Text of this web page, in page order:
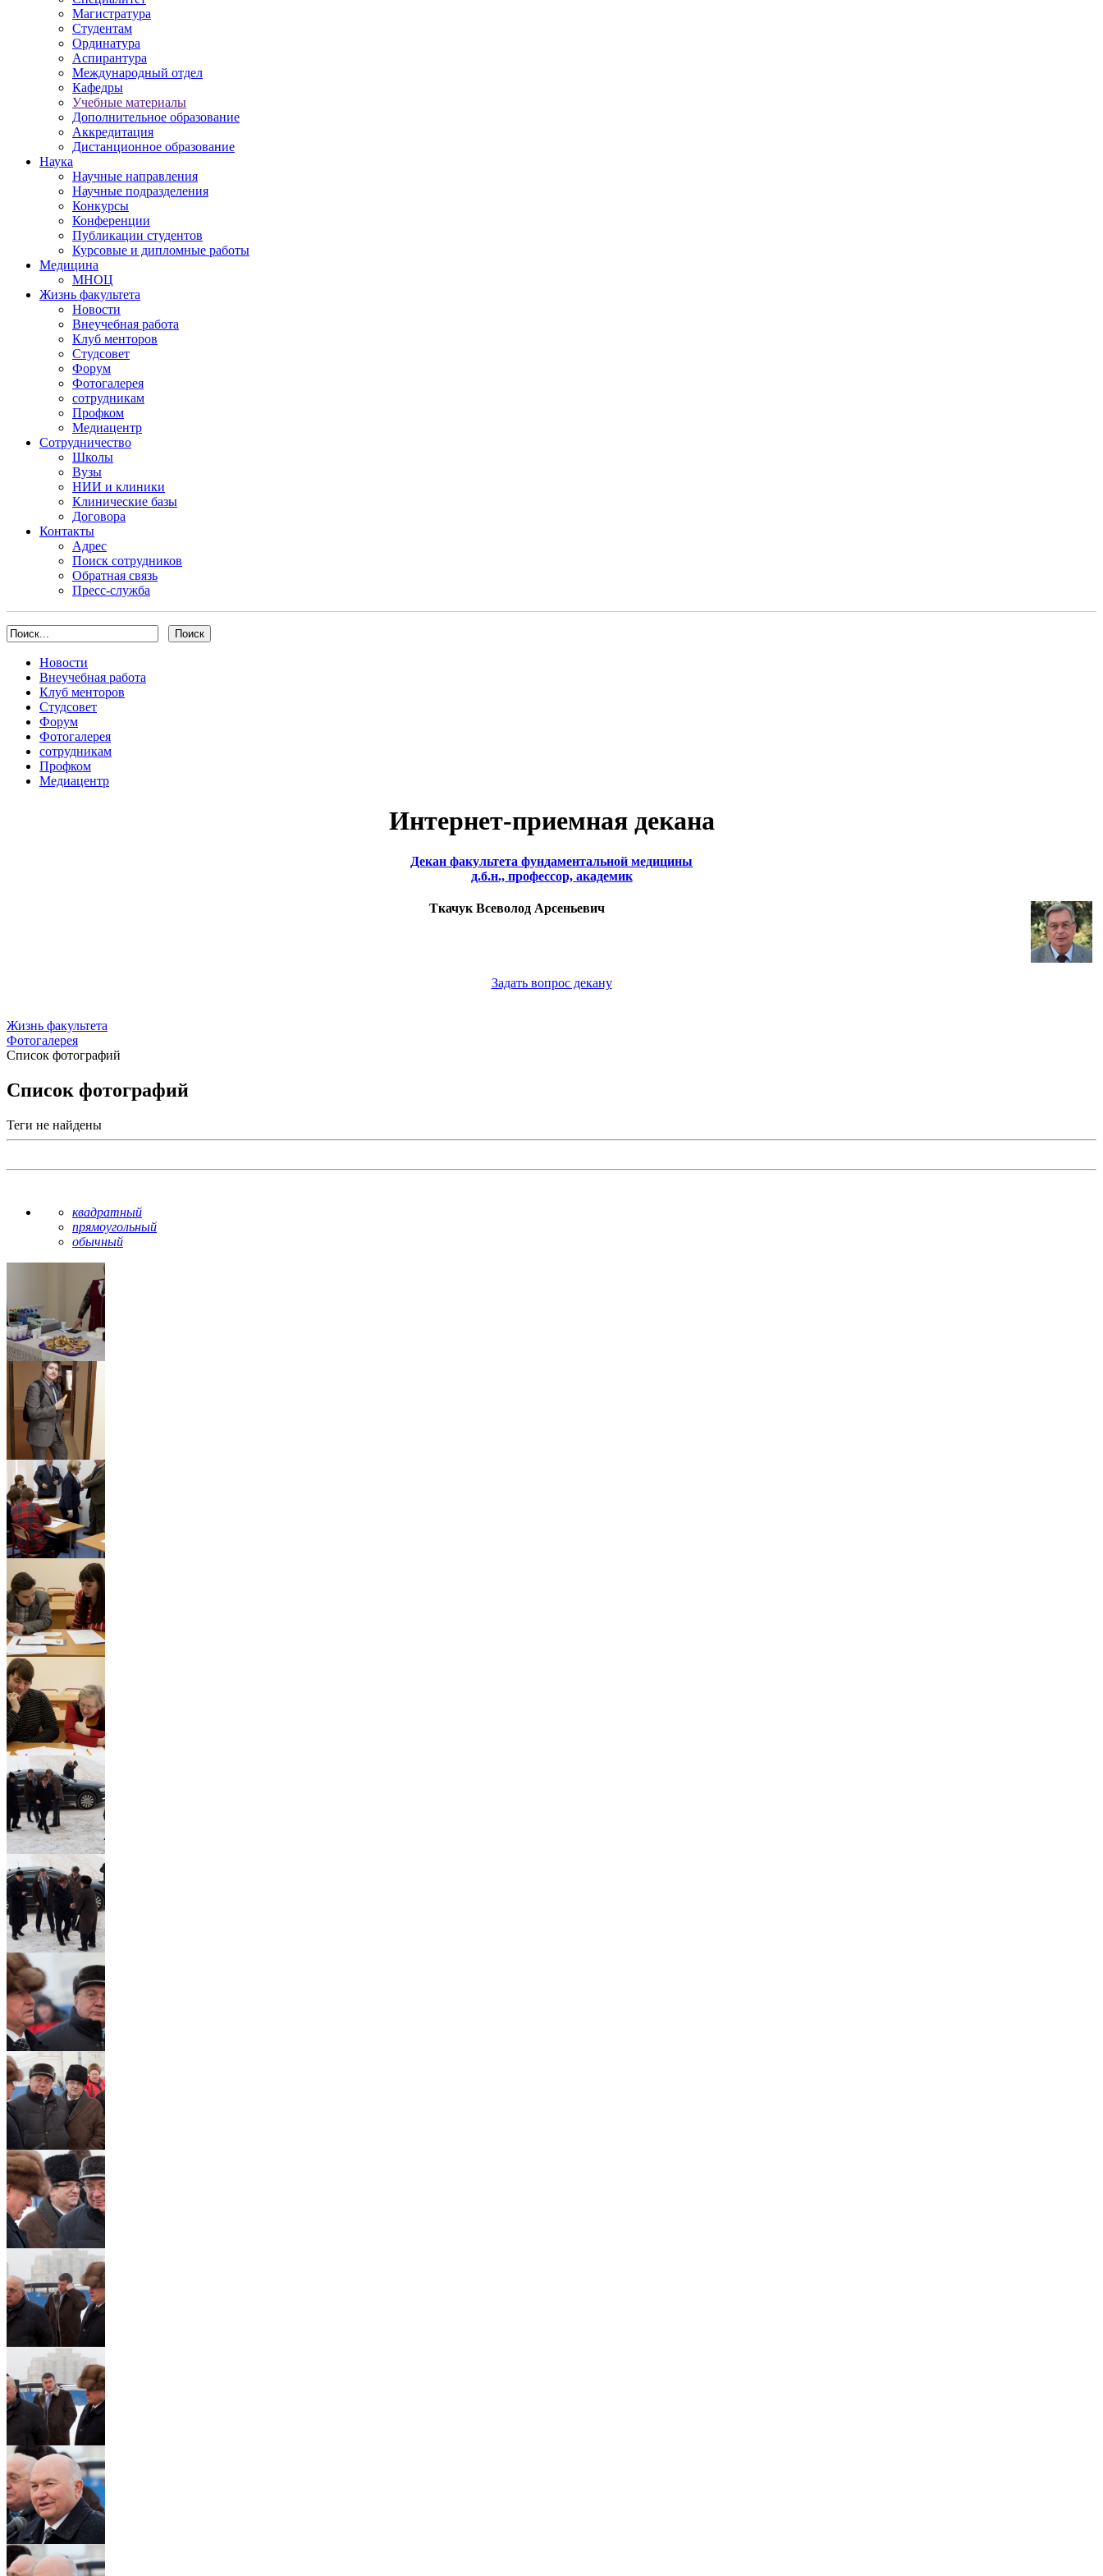
Магистратура
Студентам
Ординатура
Аспирантура
Международный отдел
Кафедры
Учебные материалы
Дополнительное образование
Аккредитация
Дистанционное образование
Наука
Научные направления
Научные подразделения
Конкурсы
Конференции
Публикации студентов
Курсовые и дипломные работы
Медицина
МНОЦ
Жизнь факультета
Новости
Внеучебная работа
Клуб менторов
Студсовет
Форум
Фотогалерея
сотрудникам
Профком
Медиацентр
Сотрудничество
Школы
Вузы
НИИ и клиники
Клинические базы
Договора
Контакты
Адрес
Поиск сотрудников
Обратная связь
Пресс-служба
Новости
Внеучебная работа
Клуб менторов
Студсовет
Форум
Фотогалерея
сотрудникам
Профком
Медиацентр
Интернет-приемная декана
Декан факультета фундаментальной медицины
д.б.н., профессор, академик
Ткачук Всеволод Арсеньевич
Задать вопрос декану
Жизнь факультета
Фотогалерея
Список фотографий
Список фотографий
Теги не найдены
квадратный
прямоугольный
обычный